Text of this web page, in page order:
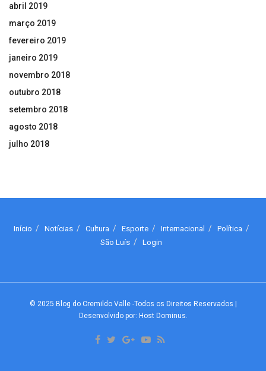
abril 2019
março 2019
fevereiro 2019
janeiro 2019
novembro 2018
outubro 2018
setembro 2018
agosto 2018
julho 2018
Início Notícias Cultura Esporte Internacional
Política
São Luís
Login
© 2025 Blog do Cremildo Valle-Todos os Direitos Reservados |
Desenvolvido por: Host Dominus.